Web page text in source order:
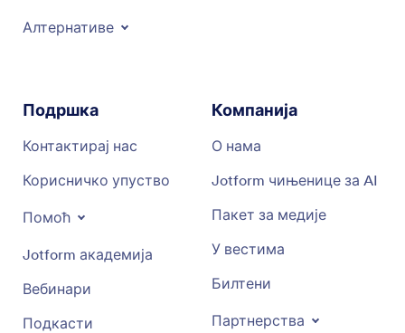
Алтернативе
Подршка
Контактирај нас
Корисничко упуство
Помоћ
Jotform академија
Вебинари
Подкасти
Компанија
О нама
Jotform чињенице за AI
Пакет за медије
У вестима
Билтени
Партнерства